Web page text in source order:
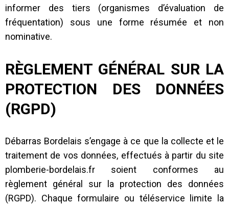
informer des tiers (organismes d’évaluation de
fréquentation) sous une forme résumée et non
nominative.
RÈGLEMENT GÉNÉRAL SUR LA
PROTECTION DES DONNÉES
(RGPD)
Débarras Bordelais s’engage à ce que la collecte et le
traitement de vos données, effectués à partir du site
plomberie-bordelais.fr soient conformes au
règlement général sur la protection des données
(RGPD). Chaque formulaire ou téléservice limite la